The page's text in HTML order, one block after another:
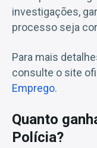
investigações,
processo seja
Para mais
consulte o site
Emprego.
Quanto
Polícia?